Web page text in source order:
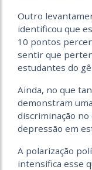
Outro
identificou que
10 pontos
sentir que
estudantes do
Ainda, no que
demonstram
discriminação no
depressão em
A polarização
intensifica esse